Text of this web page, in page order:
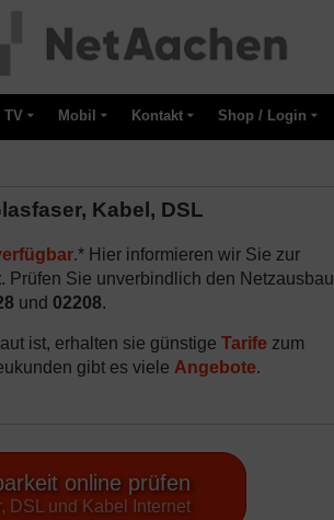
TV Mobil Kontakt Shop / Login
Kabel, DSL
.* Hier informieren wir Sie zur
. Prüfen Sie unverbindlich den Netzausbau
und 02208.
ist, erhalten sie günstige Tarife zum
gibt es viele Angebote.
online prüfen
DSL und Kabel Internet